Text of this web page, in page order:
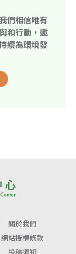
們相信唯有
和行動，邀
續為環境發
關於我們
網站授權條款